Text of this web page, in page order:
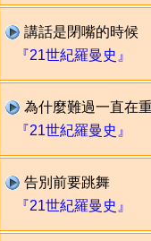
講話是閉嘴的時候
『21世紀羅曼史』
為什麼難過一直在
『21世紀羅曼史』
告別前要跳舞
『21世紀羅曼史』